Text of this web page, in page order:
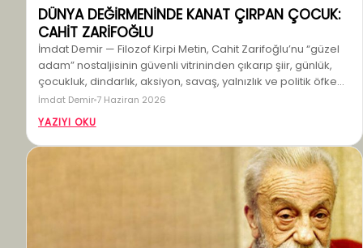
DÜNYA DEĞİRMENİNDE KANAT ÇIRPAN ÇOCUK:
CAHİT ZARİFOĞLU
İmdat Demir — Filozof Kirpi Metin, Cahit Zarifoğlu’nu “güzel
adam” nostaljisinin güvenli vitrininden çıkarıp şiir, günlük,
çocukluk, dindarlık, aksiyon, savaş, yalnızlık ve politik öfke…
İmdat Demir 7 Haziran 2026
YAZIYI OKU